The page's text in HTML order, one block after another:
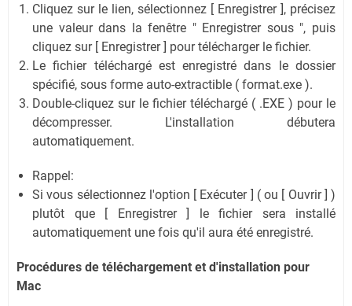
Cliquez sur le lien, sélectionnez [ Enregistrer ], précisez
une valeur dans la fenêtre " Enregistrer sous ", puis
cliquez sur [ Enregistrer ] pour télécharger le fichier.
Le fichier téléchargé est enregistré dans le dossier
spécifié, sous forme auto-extractible ( format.exe ).
Double-cliquez sur le fichier téléchargé ( .EXE ) pour le
décompresser. L'installation débutera
automatiquement.
Rappel:
Si vous sélectionnez l'option [ Exécuter ] ( ou [ Ouvrir ] )
plutôt que [ Enregistrer ] le fichier sera installé
automatiquement une fois qu'il aura été enregistré.
Procédures de téléchargement et d'installation pour
Mac